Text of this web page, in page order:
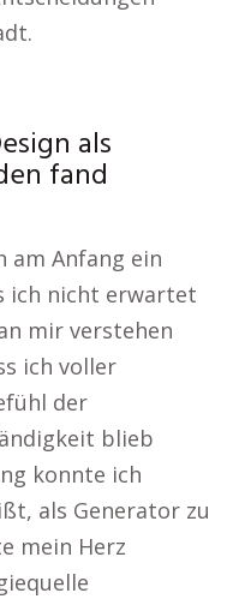
als
fand
am Anfang ein
ich nicht erwartet
mir verstehen
ich voller
der
blieb
konnte ich
als Generator zu
mein Herz